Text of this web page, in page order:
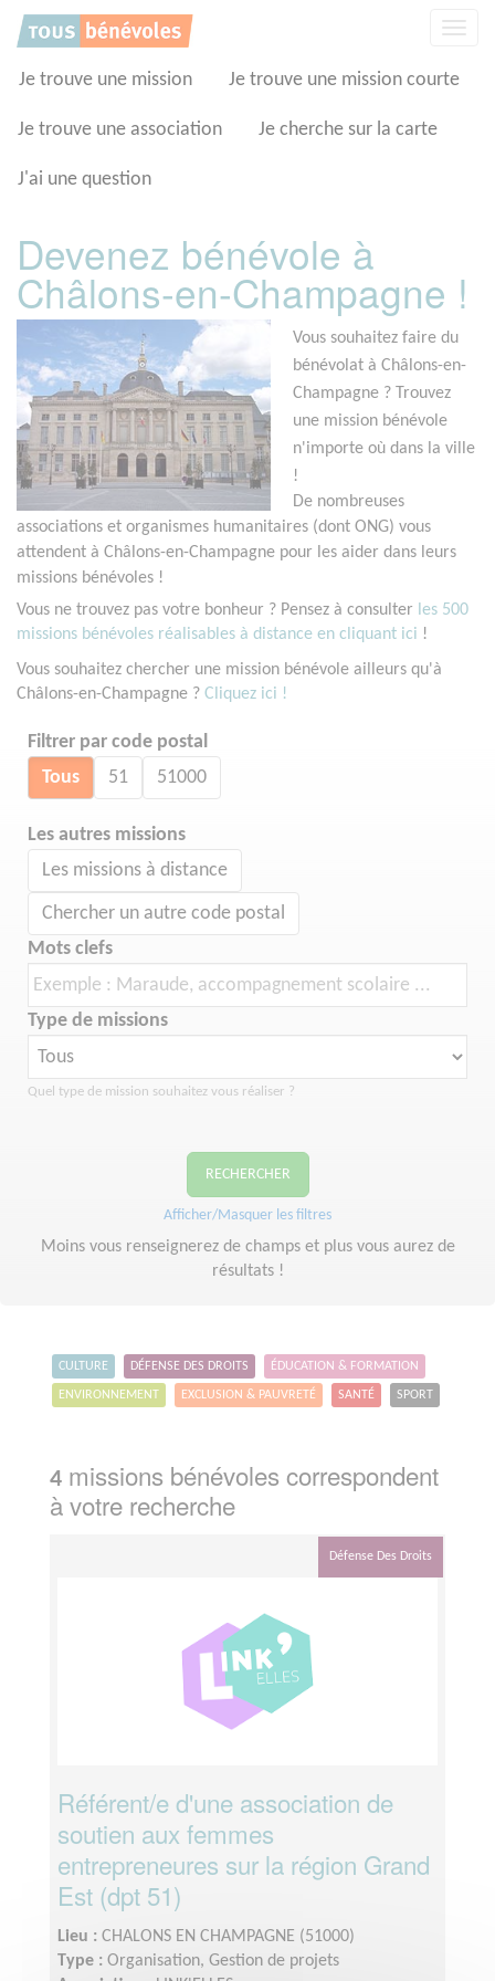
Je trouve une mission Je trouve une mission courte
Je trouve une association Je cherche sur la carte
J'ai une question
Devenez bénévole à
Châlons-en-Champagne !
Vous souhaitez faire du
bénévolat à Châlons-en-
Champagne ? Trouvez
une mission bénévole
n'importe où dans la ville
!
De nombreuses
associations et organismes humanitaires (dont ONG) vous
attendent à Châlons-en-Champagne pour les aider dans leurs
missions bénévoles !
Vous ne trouvez pas votre bonheur ? Pensez à consulter les 500
missions bénévoles réalisables à distance en cliquant ici !
Vous souhaitez chercher une mission bénévole ailleurs qu'à
Châlons-en-Champagne ? Cliquez ici !
Filtrer par code postal
Tous 51 51000
Les autres missions
Les missions à distance
Chercher un autre code postal
Mots clefs
Type de missions
Quel type de mission souhaitez vous réaliser ?
RECHERCHER
Afficher/Masquer les filtres
Moins vous renseignerez de champs et plus vous aurez de
résultats !
CULTURE DÉFENSE DES DROITS ÉDUCATION & FORMATION
ENVIRONNEMENT EXCLUSION & PAUVRETÉ SANTÉ SPORT
4 missions bénévoles correspondent
à votre recherche
Défense Des Droits
Référent/e d'une association de
soutien aux femmes
entrepreneures sur la région Grand
Est (dpt 51)
Lieu : CHALONS EN CHAMPAGNE (51000)
Type : Organisation, Gestion de projets
Panneau de gestion des cookies